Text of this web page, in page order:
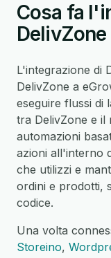
Cosa fa
DelivZone
L'integrazione di
DelivZone a
eseguire flussi di
tra DelivZone e il
automazioni
azioni all'interno
che utilizzi e
ordini e prodotti,
codice.
Una volta
Storeino,